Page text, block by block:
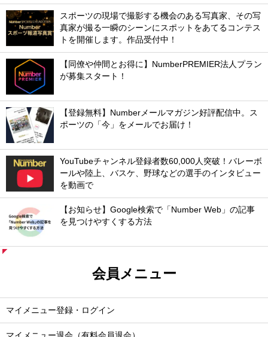
スポーツの現場で撮影する機会のある写真家、その写
真家が撮る一瞬のシーンにスポットをあてるコンテス
トを開催します。作品受付中！
【同僚や仲間とお得に】NumberPREMIER法人プラン
が募集スタート！
【登録無料】Numberメールマガジン好評配信中。ス
ポーツの「今」をメールでお届け！
YouTubeチャンネル登録者数60,000人突破！バレーボ
ールや陸上、バスケ、野球などの選手のインタビュー
を動画で
【お知らせ】Google検索で「Number Web」の記事
を見つけやすくする方法
会員メニュー
マイメニュー登録・ログイン